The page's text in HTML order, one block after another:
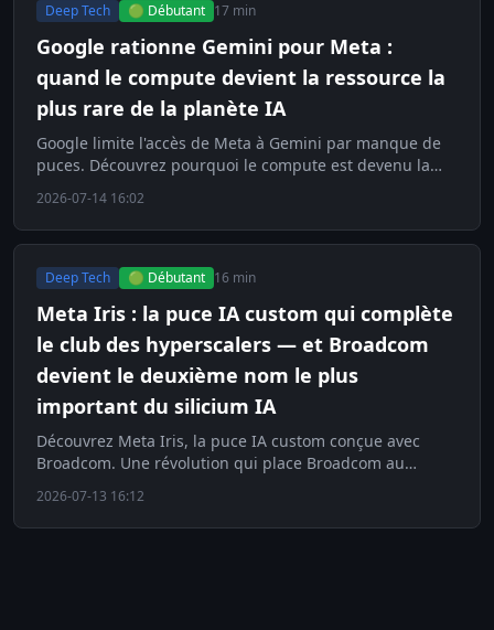
Deep Tech 🟢 Débutant 17 min
Google rationne Gemini pour Meta :
quand le compute devient la ressource la
plus rare de la planète IA
Google limite l'accès de Meta à Gemini par manque de
puces. Découvrez pourquoi le compute est devenu la
2026-07-14 16:02
Deep Tech 🟢 Débutant 16 min
Meta Iris : la puce IA custom qui complète
le club des hyperscalers — et Broadcom
devient le deuxième nom le plus
important du silicium IA
Découvrez Meta Iris, la puce IA custom conçue avec
Broadcom. Une révolution qui place Broadcom au
2026-07-13 16:12